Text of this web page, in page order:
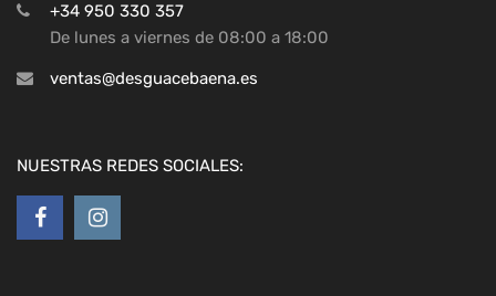
+34 950 330 357
De lunes a viernes de 08:00 a 18:00
ventas@desguacebaena.es
NUESTRAS REDES SOCIALES: